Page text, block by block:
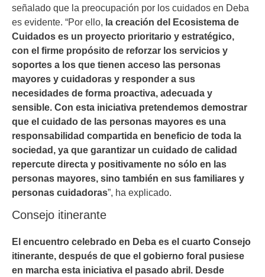
señalado que la preocupación por los cuidados en Deba
es evidente. “Por ello, la creación del Ecosistema de
Cuidados es un proyecto prioritario y estratégico,
con el firme propósito de reforzar los servicios y
soportes a los que tienen acceso las personas
mayores y cuidadoras y responder a sus
necesidades de forma proactiva, adecuada y
sensible. Con esta iniciativa pretendemos demostrar
que el cuidado de las personas mayores es una
responsabilidad compartida en beneficio de toda la
sociedad, ya que garantizar un cuidado de calidad
repercute directa y positivamente no sólo en las
personas mayores, sino también en sus familiares y
personas cuidadoras”, ha explicado.
Consejo itinerante
El encuentro celebrado en Deba es el cuarto Consejo
itinerante, después de que el gobierno foral pusiese
en marcha esta iniciativa el pasado abril. Desde